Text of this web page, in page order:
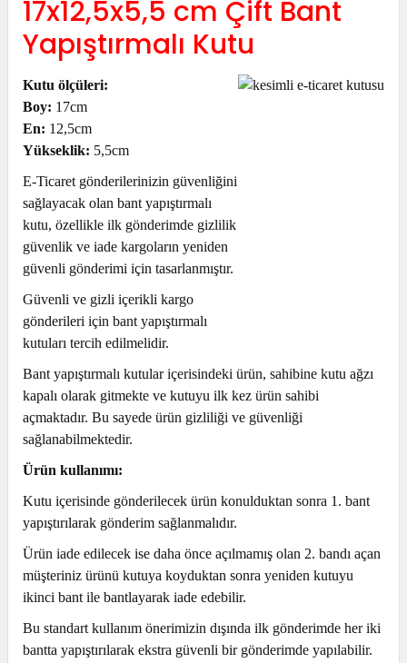
17x12,5x5,5 cm Çift Bant
Yapıştırmalı Kutu
Kutu ölçüleri:
Boy: 17cm
En: 12,5cm
Yükseklik: 5,5cm
E-Ticaret gönderilerinizin güvenliğini
sağlayacak olan bant yapıştırmalı
kutu, özellikle ilk gönderimde gizlilik
güvenlik ve iade kargoların yeniden
güvenli gönderimi için tasarlanmıştır.
Güvenli ve gizli içerikli kargo
gönderileri için bant yapıştırmalı
kutuları tercih edilmelidir.
Bant yapıştırmalı kutular içerisindeki ürün, sahibine kutu ağzı
kapalı olarak gitmekte ve kutuyu ilk kez ürün sahibi
açmaktadır. Bu sayede ürün gizliliği ve güvenliği
sağlanabilmektedir.
Ürün kullanımı:
Kutu içerisinde gönderilecek ürün konulduktan sonra 1. bant
yapıştırılarak gönderim sağlanmalıdır.
Ürün iade edilecek ise daha önce açılmamış olan 2. bandı açan
müşteriniz ürünü kutuya koyduktan sonra yeniden kutuyu
ikinci bant ile bantlayarak iade edebilir.
Bu standart kullanım önerimizin dışında ilk gönderimde her iki
bantta yapıştırılarak ekstra güvenli bir gönderimde yapılabilir.